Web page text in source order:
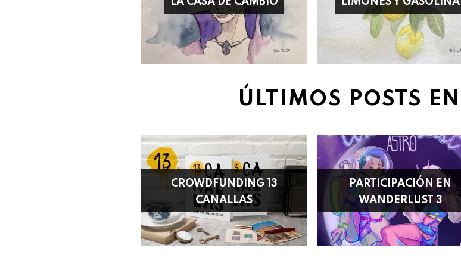
ÚLTIMOS POSTS
CROWDFUNDING 13
CANALLAS
PARTICIPACIÓN EN
WANDERLUST 3